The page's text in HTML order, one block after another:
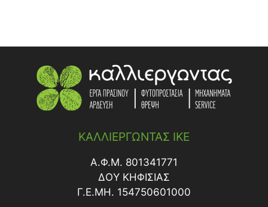
ΚΑΛΛΙΕΡΓΩΝΤΑΣ ΙΚΕ
Α.Φ.Μ. 801341771
ΔΟY ΚΗΦΙΣΙΑΣ
Γ.Ε.ΜΗ. 154750601000